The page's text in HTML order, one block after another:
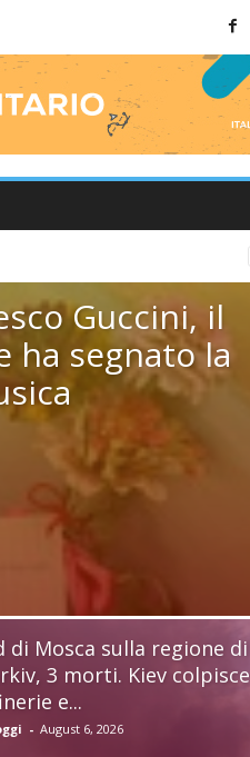
Guccini, il
ha segnato la
di Mosca sulla regione di
3 morti. Kiev colpisce
e...
- August 6, 2026